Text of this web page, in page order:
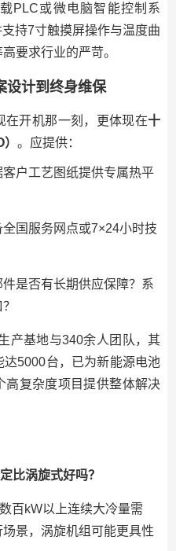
PLC或微电脑智能控制系
持7寸触摸屏操作与温度曲
要求行业的严苛。
设计到终身维保
在开机那一刻，更体现在十
。应提供：
户工艺图纸提供专属热平
全国服务网点或7×24小时技
是否有长期供应保障？系
产基地与340余人团队，其
5000台，已为新能源电池
高复杂度项目提供整体解决
比涡旋式好吗？
百kW以上连续大冷量需
景，涡旋机组可能更具性